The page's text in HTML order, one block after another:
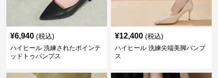
¥6,940 (税込)
ハイヒール 洗練されたポインテ
ッドトゥパンプス
¥12,400 (税込)
ハイヒール 洗練尖端美脚パンプ
ス